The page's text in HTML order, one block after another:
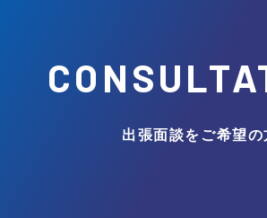
出張面談をご希望の